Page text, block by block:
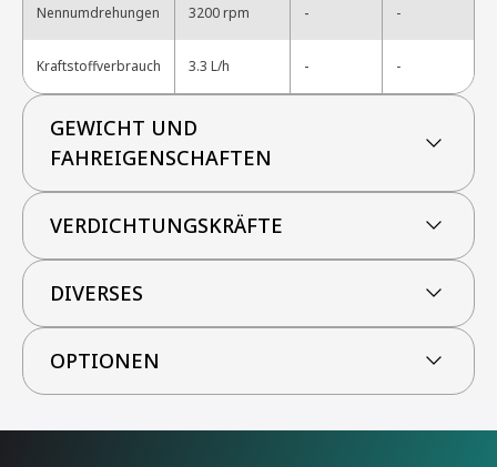
Nennumdrehungen 3200 rpm - -
Kraftstoffverbrauch 3.3 L/h - -
GEWICHT UND
FAHREIGENSCHAFTEN
VERDICHTUNGSKRÄFTE
DIVERSES
OPTIONEN